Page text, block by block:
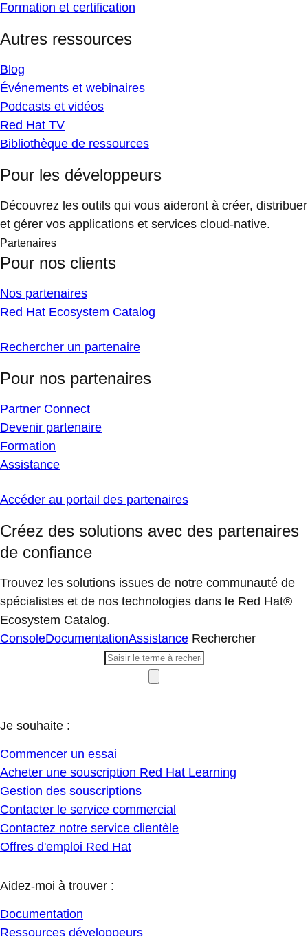
Formation et certification
Autres ressources
Blog
Événements et webinaires
Podcasts et vidéos
Red Hat TV
Bibliothèque de ressources
Pour les développeurs
Découvrez les outils qui vous aideront à créer, distribuer
et gérer vos applications et services cloud-native.
Partenaires
Pour nos clients
Nos partenaires
Red Hat Ecosystem Catalog
Rechercher un partenaire
Pour nos partenaires
Partner Connect
Devenir partenaire
Formation
Assistance
Accéder au portail des partenaires
Créez des solutions avec des partenaires
de confiance
Trouvez les solutions issues de notre communauté de
spécialistes et de nos technologies dans le Red Hat®
Ecosystem Catalog.
ConsoleDocumentationAssistance Rechercher
Je souhaite :
Commencer un essai
Acheter une souscription Red Hat Learning
Gestion des souscriptions
Contacter le service commercial
Contactez notre service clientèle
Offres d'emploi Red Hat
Aidez-moi à trouver :
Documentation
Ressources développeurs